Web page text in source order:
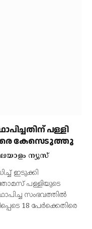
പള്ളി
കേസെടുത്തു
ന്യൂസ്
ഇടുക്കി
പള്ളിയുടെ
സംഭവത്തില്‍
18 പേര്‍ക്കെതിരെ